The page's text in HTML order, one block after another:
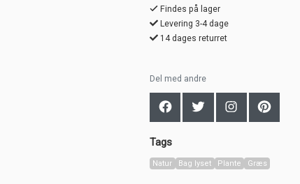
Findes på lager
Levering 3-4 dage
14 dages returret
Del med andre
Tags
Natur Bag lyset Plante Græs